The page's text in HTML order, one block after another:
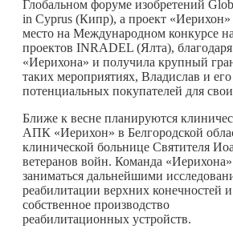
Глобальном форуме изобретений
in Cyprus (Кипр), а проект «Иерихон»
место на Международном конкурсе
проектов INRADEL (Ялта),
«Иерихона» и получила крупный
таких мероприятиях, Владислав и его
потенциальных покупателей для
Ближе к весне планируются
АПК «Иерихон» в Белгородской
клинической больнице Святителя
ветеранов войн. Команда «Иерихона»
заниматься дальнейшими
реабилитации верхних конечностей
собственное производство
реабилитационных устройств.